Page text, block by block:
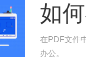
如
在PDF文件
办公。